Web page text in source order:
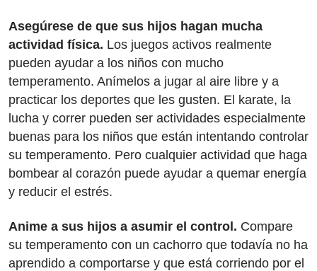
Asegúrese de que sus hijos hagan mucha
actividad física. Los juegos activos realmente
pueden ayudar a los niños con mucho
temperamento. Anímelos a jugar al aire libre y a
practicar los deportes que les gusten. El karate, la
lucha y correr pueden ser actividades especialmente
buenas para los niños que están intentando controlar
su temperamento. Pero cualquier actividad que haga
bombear al corazón puede ayudar a quemar energía
y reducir el estrés.
Anime a sus hijos a asumir el control. Compare
su temperamento con un cachorro que todavía no ha
aprendido a comportarse y que está corriendo por el